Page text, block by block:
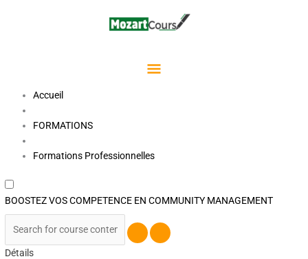
Menu
Accueil
FORMATIONS
Formations Professionnelles
BOOSTEZ VOS COMPETENCE EN COMMUNITY MANAGEMENT
Détails